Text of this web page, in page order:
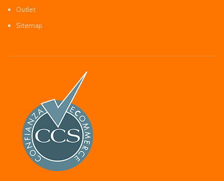
Outlet
Sitemap